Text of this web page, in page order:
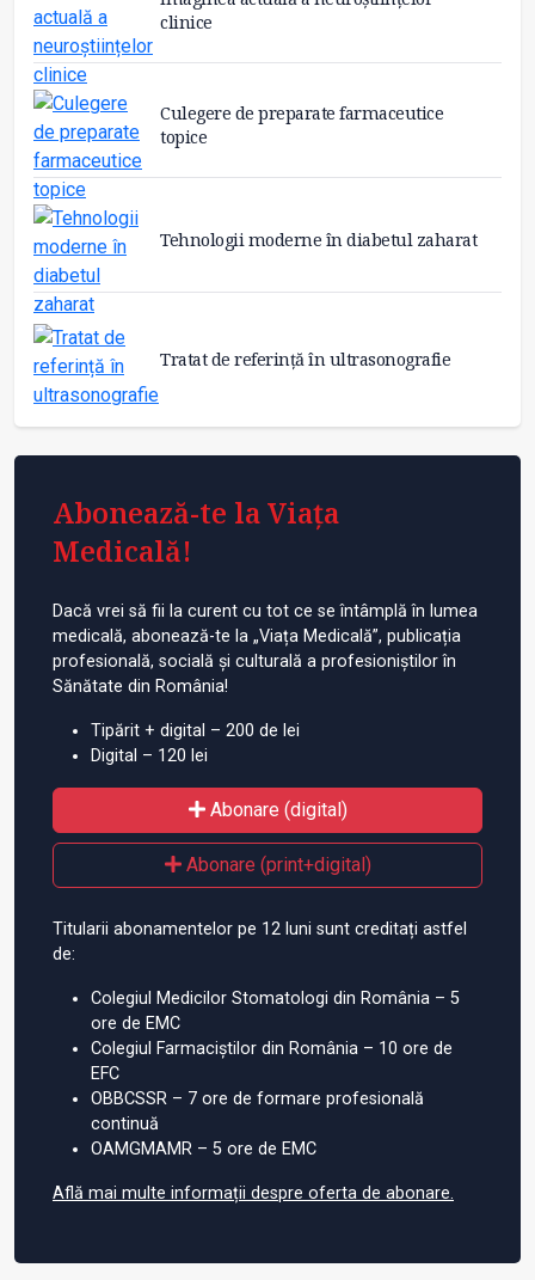
clinice
Culegere de preparate farmaceutice
topice
Tehnologii moderne în diabetul zaharat
Tratat de referință în ultrasonografie
Abonează-te la Viața
Medicală!
Dacă vrei să fii la curent cu tot ce se întâmplă în lumea
medicală, abonează-te la „Viața Medicală”, publicația
profesională, socială și culturală a profesioniștilor în
Sănătate din România!
Tipărit + digital – 200 de lei
Digital – 120 lei
Abonare (digital)
Abonare (print+digital)
Titularii abonamentelor pe 12 luni sunt creditați astfel
de:
Colegiul Medicilor Stomatologi din România – 5
ore de EMC
Colegiul Farmaciștilor din România – 10 ore de
EFC
OBBCSSR – 7 ore de formare profesională
continuă
OAMGMAMR – 5 ore de EMC
Află mai multe informații despre oferta de abonare.